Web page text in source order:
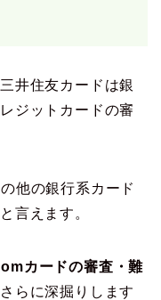
井住友カードは銀
ジットカードの審
他の銀行系カード
言えます。
カードの審査・難
らに深掘りします